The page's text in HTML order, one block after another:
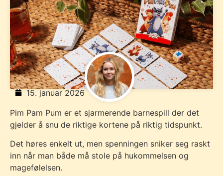
15. januar 2026
Pim Pam Pum er et sjarmerende barnespill der det
gjelder å snu de riktige kortene på riktig tidspunkt.
Det høres enkelt ut, men spenningen sniker seg raskt
inn når man både må stole på hukommelsen og
magefølelsen.